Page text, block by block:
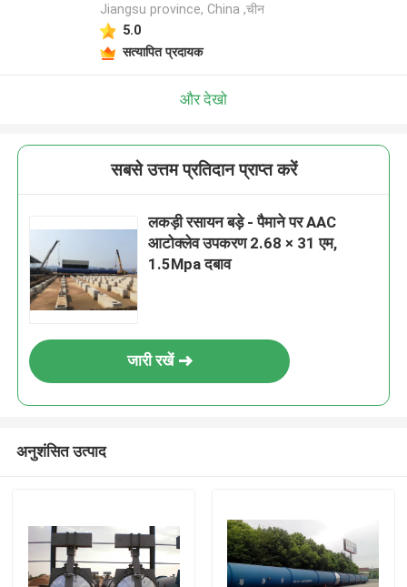
Jiangsu province, China ,चीन
5.0
सत्यापित प्रदायक
और देखो
सबसे उत्तम प्रतिदान प्राप्त करें
लकड़ी रसायन बड़े - पैमाने पर AAC
आटोक्लेव उपकरण 2.68 × 31 एम,
1.5Mpa दबाव
जारी रखें
अनुशंसित उत्पाद